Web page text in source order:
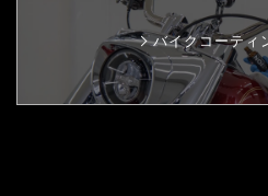
バイクコーティ